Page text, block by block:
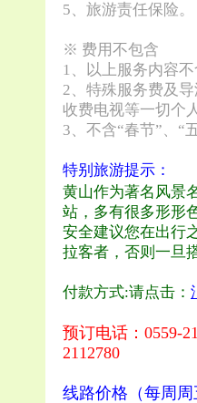
5、旅游责任保险。
※ 费用不包含
1、以上服务内容
2、特殊服务费及
收费电视等一切个
3、不含“春节”、“
特别旅游提示：
黄山作为著名风景
站，多有很多形形
安全建议您在出行
拉客者，否则一旦
付款方式:请点击：
预订电话：0559-
2112780
线路价格（每周